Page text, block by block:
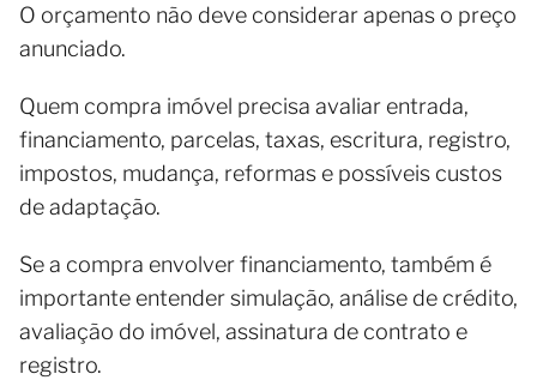
O orçamento não deve considerar apenas o preço
anunciado.
Quem compra imóvel precisa avaliar entrada,
financiamento, parcelas, taxas, escritura, registro,
impostos, mudança, reformas e possíveis custos
de adaptação.
Se a compra envolver financiamento, também é
importante entender simulação, análise de crédito,
avaliação do imóvel, assinatura de contrato e
registro.